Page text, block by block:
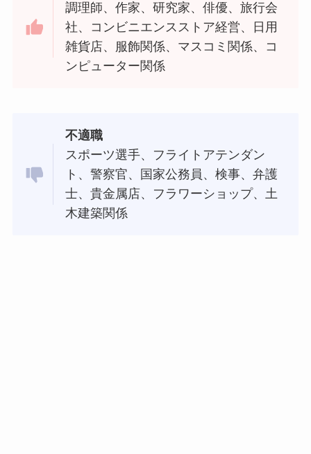
調理師、作家、研究家、俳優、旅行会
社、コンビニエンスストア経営、日用
雑貨店、服飾関係、マスコミ関係、コ
ンピューター関係
不適職
スポーツ選手、フライトアテンダン
ト、警察官、国家公務員、検事、弁護
士、貴金属店、フラワーショップ、土
木建築関係